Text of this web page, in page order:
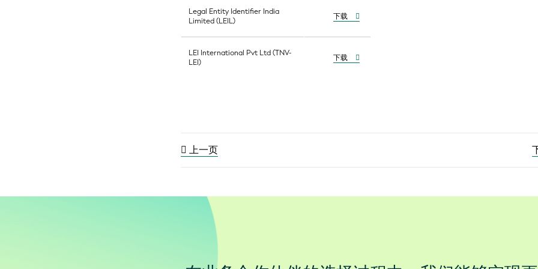
Legal Entity Identifier India
Limited (LEIL)
下载
LEI International Pvt Ltd (TNV-
LEI)
下载
上一页